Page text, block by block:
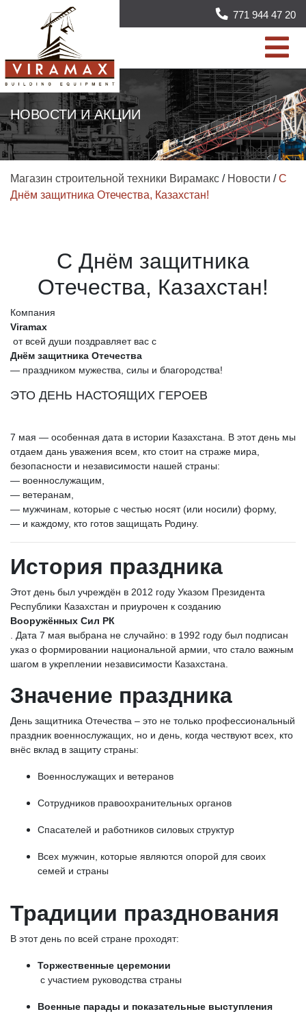
771 944 47 20
НОВОСТИ И АКЦИИ
Магазин строительной техники Вирамакс / Новости /С
Днём защитника Отечества, Казахстан!
С Днём защитника
Отечества, Казахстан!
Компания
Viramax
от всей души поздравляет вас с
Днём защитника Отечества
— праздником мужества, силы и благородства!
ЭТО ДЕНЬ НАСТОЯЩИХ ГЕРОЕВ
7 мая — особенная дата в истории Казахстана. В этот день мы
отдаем дань уважения всем, кто стоит на страже мира,
безопасности и независимости нашей страны:
— военнослужащим,
— ветеранам,
— мужчинам, которые с честью носят (или носили) форму,
— и каждому, кто готов защищать Родину.
История праздника
Этот день был учреждён в 2012 году Указом Президента
Республики Казахстан и приурочен к созданию
Вооружённых Сил РК
. Дата 7 мая выбрана не случайно: в 1992 году был подписан
указ о формировании национальной армии, что стало важным
шагом в укреплении независимости Казахстана.
Значение праздника
День защитника Отечества – это не только профессиональный
праздник военнослужащих, но и день, когда чествуют всех, кто
внёс вклад в защиту страны:
Военнослужащих и ветеранов
Сотрудников правоохранительных органов
Спасателей и работников силовых структур
Всех мужчин, которые являются опорой для своих
семей и страны
Традиции празднования
В этот день по всей стране проходят:
Торжественные церемонии
с участием руководства страны
Военные парады и показательные выступления